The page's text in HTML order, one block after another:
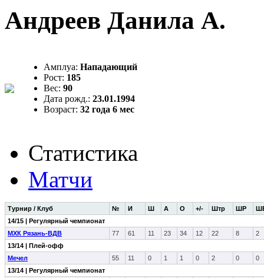
Андреев Данила А.
Амплуа: Нападающий
Рост: 185
Вес: 90
Дата рожд.: 23.01.1994
Возраст: 32 года 6 мес
Статистика
Матчи
Турнир / Клуб № И Ш А О +/- Штр ШР
14/15 | Регулярный чемпионат
МХК Рязань-ВДВ
77 61 11 23 34 12 22 8
2
13/14 | Плей-офф
Мечел
55 11 0 1 1 0 2 0
0
13/14 | Регулярный чемпионат